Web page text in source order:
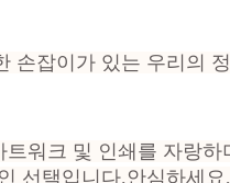
손잡이가 있는 우리의
워크 및 인쇄를 자랑
선택입니다.안심하세